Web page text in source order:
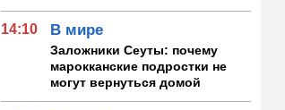
14:10 В мире
Заложники Сеуты: почему
марокканские подростки не
могут вернуться домой